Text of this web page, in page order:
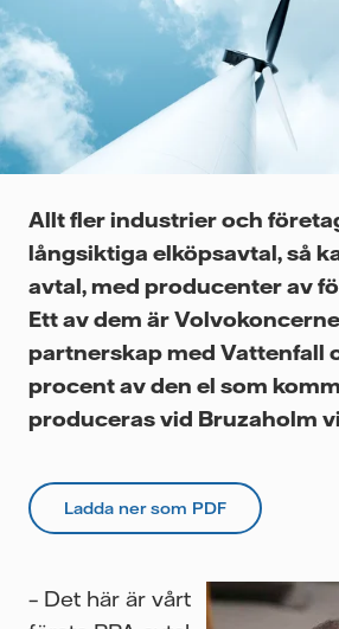
Allt fler industrier och
långsiktiga elköpsavtal, så
avtal, med producenter av
Ett av dem är
partnerskap med Vattenfall
procent av den el som
produceras vid Bruzaholm
Ladda ner som PDF
– Det här är vårt